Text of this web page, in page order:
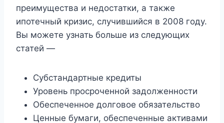
преимущества и недостатки, а также
ипотечный кризис, случившийся в 2008 году.
Вы можете узнать больше из следующих
статей —
Субстандартные кредиты
Уровень просроченной задолженности
Обеспеченное долговое обязательство
Ценные бумаги, обеспеченные активами